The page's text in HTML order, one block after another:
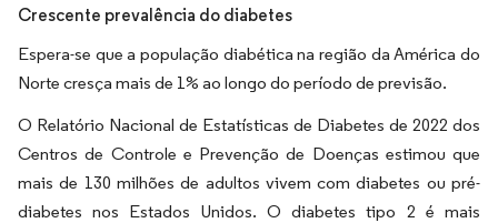
Crescente prevalência do diabetes
Espera-se que a população diabética na região da América do
Norte cresça mais de 1% ao longo do período de previsão.
O Relatório Nacional de Estatísticas de Diabetes de 2022 dos
Centros de Controle e Prevenção de Doenças estimou que
mais de 130 milhões de adultos vivem com diabetes ou pré-
diabetes nos Estados Unidos. O diabetes tipo 2 é mais